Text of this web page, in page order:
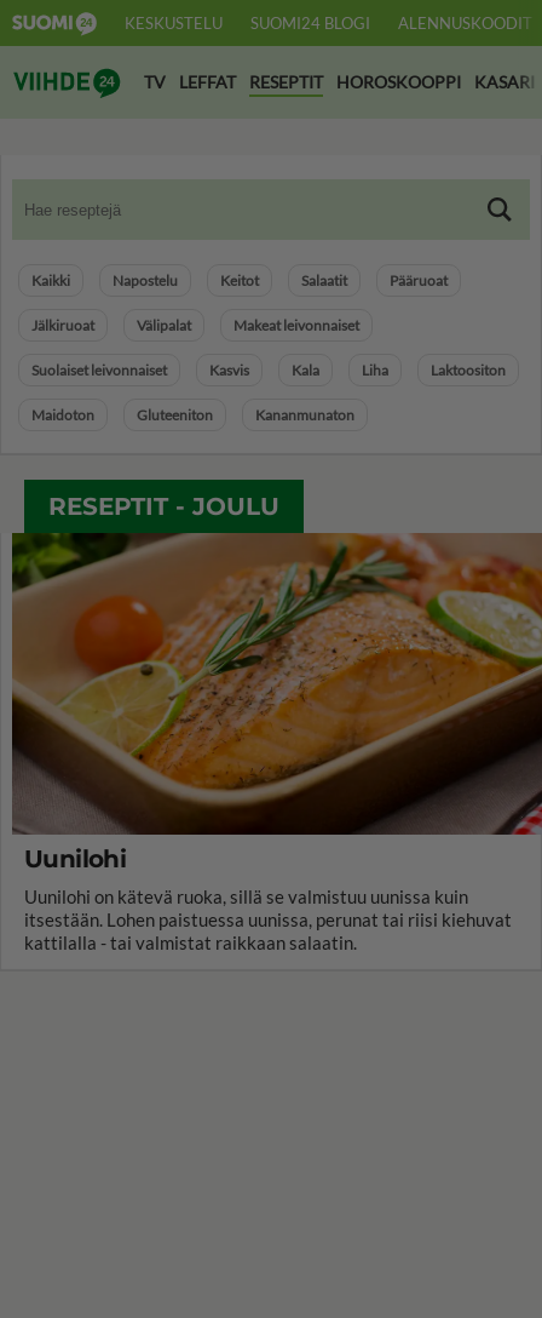
KESKUSTELU SUOMI24 BLOGI ALENNUSKOODIT
Suomi24 Viihde
TV LEFFAT RESEPTIT HOROSKOOPPI KASARI
Kaikki Napostelu Keitot Salaatit Pääruoat
Jälkiruoat Välipalat Makeat leivonnaiset
Suolaiset leivonnaiset Kasvis Kala Liha Laktoositon
Maidoton Gluteeniton Kananmunaton
RESEPTIT - JOULU
Uunilohi
Uunilohi on kätevä ruoka, sillä se valmistuu uunissa kuin
itsestään. Lohen paistuessa uunissa, perunat tai riisi kiehuvat
kattilalla - tai valmistat raikkaan salaatin.